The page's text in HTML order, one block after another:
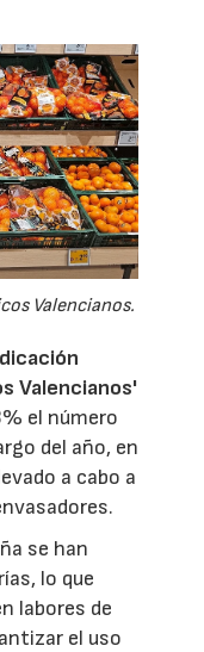
Valencianos.
Valencianos'
el número
del año, en
a cabo a
se han
lo que
labores de
el uso